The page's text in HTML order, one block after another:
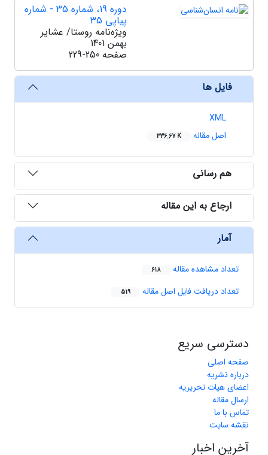
دوره 19، شماره 35 - شماره
پیاپی 35
ویژه‌نامه روستا/ عشایر
بهمن 1401
صفحه 229-250
فایل ها
XML
اصل مقاله
336.67 K
هم رسانی
ارجاع به این مقاله
آمار
تعداد مشاهده مقاله 618
تعداد دریافت فایل اصل مقاله 519
دسترسی سریع
صفحه اصلی
درباره نشریه
اعضای هیات تحریریه
ارسال مقاله
تماس با ما
نقشه سایت
آخرین اخبار